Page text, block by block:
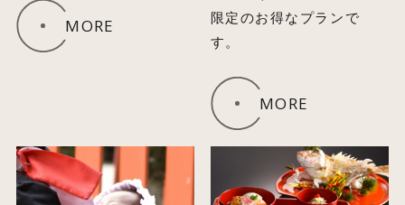
MORE
限定のお得なプランで
す。
MORE